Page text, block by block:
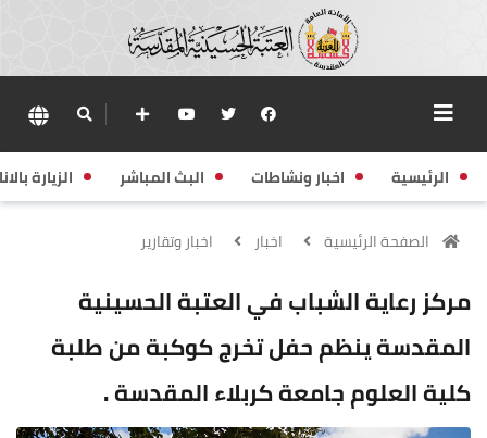
الرئيسية اخبار ونشاطات البث المباشر الزيارة
الصفحة الرئيسية اخبار اخبار وتقارير
مركز رعاية الشباب في العتبة الحسينية
المقدسة ينظم حفل تخرج كوكبة من طلبة
كلية العلوم جامعة كربلاء المقدسة .